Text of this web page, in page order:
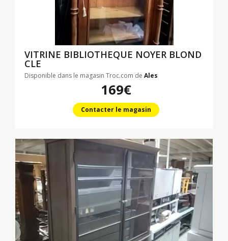
VITRINE BIBLIOTHEQUE NOYER BLOND
CLE
Disponible dans le magasin Troc.com de Ales
169€
Contacter le magasin